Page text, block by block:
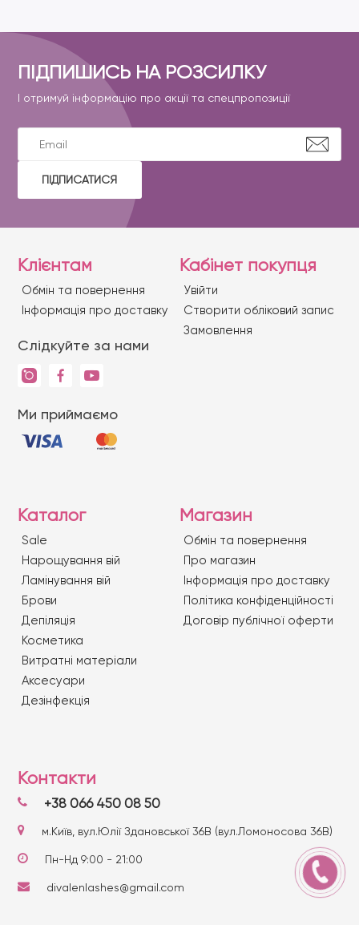
ПІДПИШИСЬ НА РОЗСИЛКУ
І отримуй інформацію про акції та спецпропозиції
ПІДПИСАТИСЯ
Клієнтам
Обмін та повернення
Iнформація про доставку
Слідкуйте за нами
Ми приймаємо
Кабінет покупця
Увійти
Створити обліковий запис
Замовлення
Каталог
Sale
Нарощування вій
Ламінування вій
Брови
Депіляція
Косметика
Витратні матеріали
Аксесуари
Дезінфекція
Магазин
Обмін та повернення
Про магазин
Iнформація про доставку
Політика конфіденційності
Договір публічної оферти
Контакти
+38 066 450 08 50
м.Київ, вул.Юлії Здановської 36В (вул.Ломоносова 36В)
Пн-Нд 9:00 - 21:00
divalenlashes@gmail.com